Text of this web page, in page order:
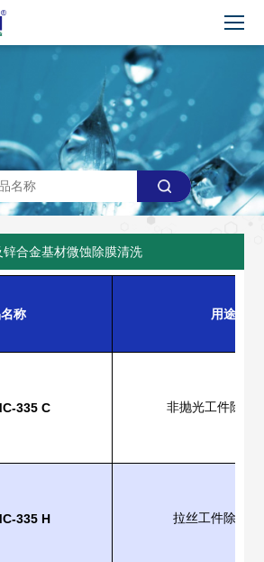
合金基材微蚀除膜清洗
称 用途
335 C 非抛光工件除膜
C-335 H 拉丝工件除膜活